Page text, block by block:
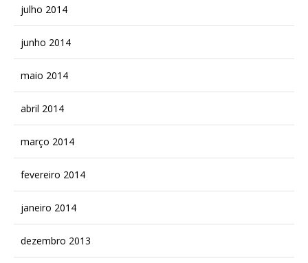
julho 2014
junho 2014
maio 2014
abril 2014
março 2014
fevereiro 2014
janeiro 2014
dezembro 2013